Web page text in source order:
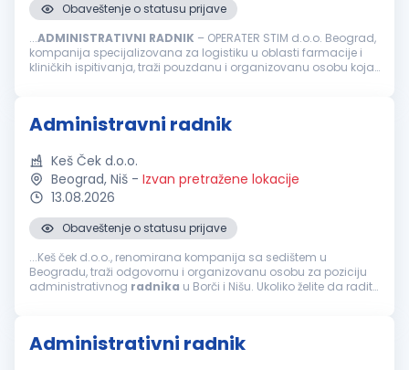
Obaveštenje o statusu prijave
...ADMINISTRATIVNI RADNIK – OPERATER STIM d.o.o. Beograd,
kompanija specijalizovana za logistiku u oblasti farmacije i
kliničkih ispitivanja, traži pouzdanu i organizovanu osobu koja
Administravni radnik
Keš Ček d.o.o.
Beograd, Niš - Izvan pretražene lokacije
13.08.2026
Obaveštenje o statusu prijave
...Keš ček d.o.o., renomirana kompanija sa sedištem u
Beogradu, traži odgovornu i organizovanu osobu za poziciju
administrativnog radnika u Borči i Nišu. Ukoliko želite da radite
Administrativni radnik